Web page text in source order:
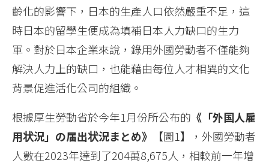
齡化的影響下，日本的生產人口依然嚴重不足，這
時日本的留學生便成為填補日本人力缺口的生力
軍。對於日本企業來說，錄用外國勞動者不僅能夠
解決人力上的缺口，也能藉由每位人才相異的文化
背景促進活化公司的組織。
根據厚生勞動省於今年1月份所公布的 《「外国人雇
用状況」の届出状況まとめ》
【圖1】，外國勞動者
人數在2023年達到了204萬8,675人，相較前一年增